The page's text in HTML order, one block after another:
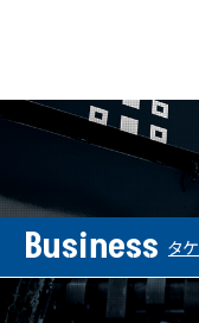
Business タ